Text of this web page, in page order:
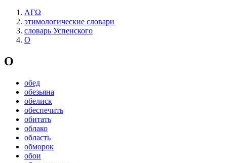
ΛΓΩ
этимологические словари
словарь Успенского
О
О
обед
обезьяна
обелиск
обеспечить
обитать
облако
область
обморок
обои